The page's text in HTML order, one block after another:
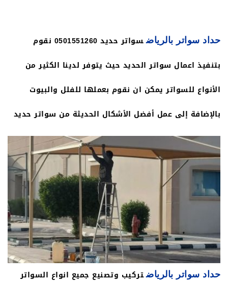
حداد سواتر بالرياض
سواتر حديد 0501551260 نقوم
بتنفيذ اعمال سواتر الحديد حيث يتوفر لدينا الكثير من
الأنواع للسواتر يمكن ان نقوم بعملها للفلل والبيوت
بالإضافة إلى عمل أفضل الأشكال الحديثة من سواتر حديد
جديده كليا ومختلفة عن السواتر العاديه مثل القماش
نقوم بعمل تصاميم مختلفة ومتنوعة للحديد مع عدة
إضافات مثل مادة حداد سواتر بالرياض حيث يتم تركيب
واضافة الى السواتر الحديد انواع تجعل منها جميله جدا
ومتميزه
حداد سواتر بالرياض تركيب وتصنيع جميع انواع السواتر